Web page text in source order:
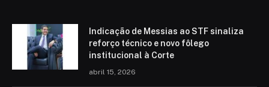
Indicação de Messias ao STF sinaliza
reforço técnico e novo fôlego
institucional à Corte
abril 15, 2026